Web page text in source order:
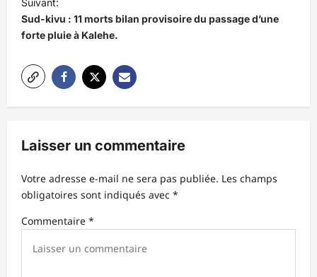
g
a
t
i
o
d
’
a
r
Suivant:
Sud-kivu : 11 morts bilan provisoire du passage d’une
forte pluie à Kalehe.
Laisser un commentaire
Votre adresse e-mail ne sera pas publiée. Les champs
obligatoires sont indiqués avec *
Commentaire *